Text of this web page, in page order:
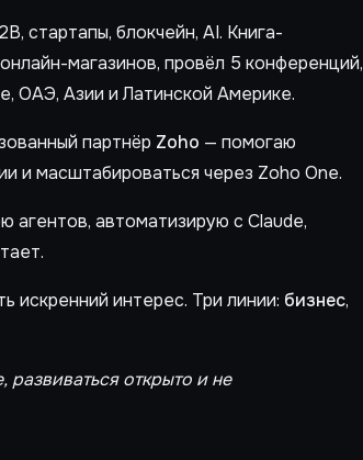
стартапы, блокчейн, AI. Книга-
магазинов, провёл 5 конференций,
ОАЭ, Азии и Латинской Америке.
партнёр Zoho — помогаю
и масштабироваться через Zoho One.
агентов, автоматизирую с Claude,
искренний интерес. Три линии: бизнес,
развиваться открыто и не